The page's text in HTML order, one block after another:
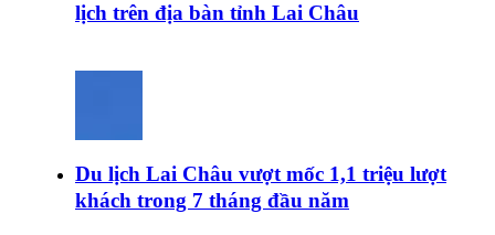
lịch trên địa bàn tỉnh Lai Châu
Du lịch Lai Châu vượt mốc 1,1 triệu lượt
khách trong 7 tháng đầu năm